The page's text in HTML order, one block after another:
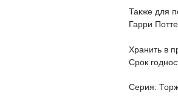
Также для
Гарри
Хранить в
Срок
Серия: